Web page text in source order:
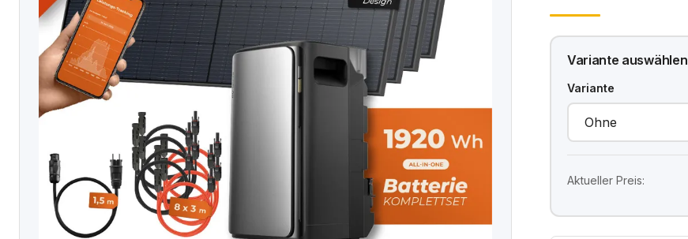
Variante auswählen
Variante
Aktueller Preis: